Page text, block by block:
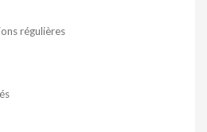
régulières